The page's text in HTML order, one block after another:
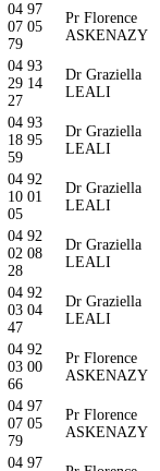
04 97
07 05
79
Pr Florence
ASKENAZY
04 93
29 14
27
Dr Graziella
LEALI
04 93
18 95
59
Dr Graziella
LEALI
04 92
10 01
05
Dr Graziella
LEALI
04 92
02 08
28
Dr Graziella
LEALI
04 92
03 04
47
Dr Graziella
LEALI
04 92
03 00
66
Pr Florence
ASKENAZY
04 97
07 05
79
Pr Florence
ASKENAZY
04 97